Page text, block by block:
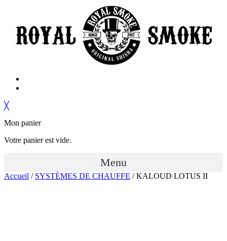
╳
Mon panier
Votre panier est vide.
Menu
Accueil / SYSTÈMES DE CHAUFFE / KALOUD LOTUS II